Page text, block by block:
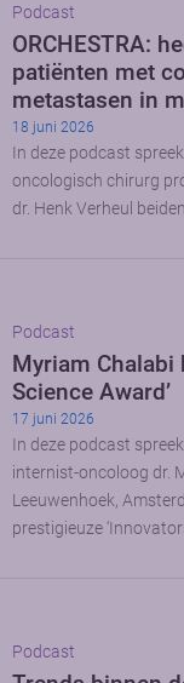
Podcast
ORCHESTRA:
patiënten met
metastasen in
18 juni 2026
In deze podcast
oncologisch chirurg
dr. Henk Verheul
Podcast
Myriam Chalabi
Science Award’
17 juni 2026
In deze podcast
internist-oncoloog dr.
Leeuwenhoek,
prestigieuze
Podcast